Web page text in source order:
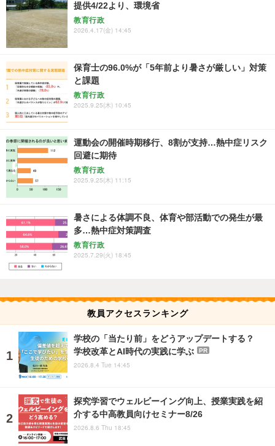
提供4/22より、環境省
教育行政
2026.4.17(金) 14:45
保育士の96.0%が「5年前より暑さが厳しい」対策
と課題
教育行政
2025.9.25(木) 10:45
運動会の開催時期移行、8割が支持…熱中症リスク
回避に期待
教育行政
2025.9.25(木) 11:15
暑さによる体調不良、体育や部活動での発生が最
多…熱中症対策調査
教育行政
2025.7.29(火) 18:45
教員アクセスランキング
学校の「当たり前」をどうアップデートする？
学校改革とAI時代の実践に学ぶ
PR
2026.8.4 Tue 14:45
探究学習でウェルビーイング向上、授業実践を紹
介する中高教員向けセミナー8/26
2026.8.6 Thu 18:45